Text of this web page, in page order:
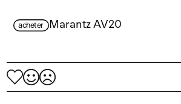
acheter Marantz AV20